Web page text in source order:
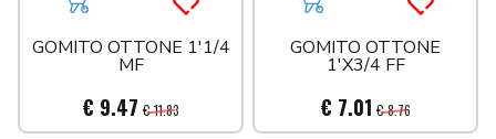
Aggiungi al carrelloAcquista più tardi
GOMITO OTTONE 1'1/4
MF
€ 9.47 € 11.83
Aggiungi al carrello
GOMITO OTTONE
1'X3/4 FF
€ 7.01 € 8.76